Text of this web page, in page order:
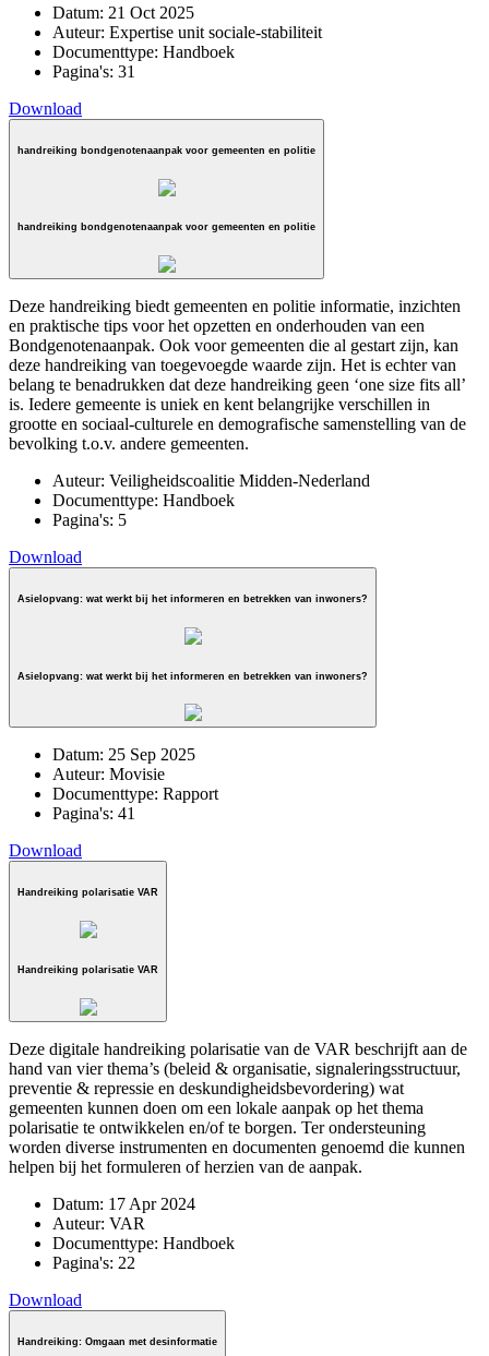
Datum: 21 Oct 2025
Auteur: Expertise unit sociale-stabiliteit
Documenttype: Handboek
Pagina's: 31
Download
handreiking bondgenotenaanpak voor gemeenten en politie
handreiking bondgenotenaanpak voor gemeenten en politie
Deze handreiking biedt gemeenten en politie informatie, inzichten
en praktische tips voor het opzetten en onderhouden van een
Bondgenotenaanpak. Ook voor gemeenten die al gestart zijn, kan
deze handreiking van toegevoegde waarde zijn. Het is echter van
belang te benadrukken dat deze handreiking geen ‘one size fits all’
is. Iedere gemeente is uniek en kent belangrijke verschillen in
grootte en sociaal-culturele en demografische samenstelling van de
bevolking t.o.v. andere gemeenten.
Auteur: Veiligheidscoalitie Midden-Nederland
Documenttype: Handboek
Pagina's: 5
Download
Asielopvang: wat werkt bij het informeren en betrekken van inwoners?
Asielopvang: wat werkt bij het informeren en betrekken van inwoners?
Datum: 25 Sep 2025
Auteur: Movisie
Documenttype: Rapport
Pagina's: 41
Download
Handreiking polarisatie VAR
Handreiking polarisatie VAR
Deze digitale handreiking polarisatie van de VAR beschrijft aan de
hand van vier thema’s (beleid & organisatie, signaleringsstructuur,
preventie & repressie en deskundigheidsbevordering) wat
gemeenten kunnen doen om een lokale aanpak op het thema
polarisatie te ontwikkelen en/of te borgen. Ter ondersteuning
worden diverse instrumenten en documenten genoemd die kunnen
helpen bij het formuleren of herzien van de aanpak.
Datum: 17 Apr 2024
Auteur: VAR
Documenttype: Handboek
Pagina's: 22
Download
Handreiking: Omgaan met desinformatie